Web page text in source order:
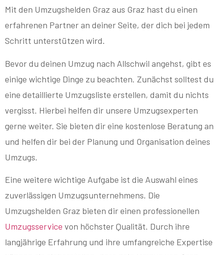
Mit den Umzugshelden Graz aus Graz hast du einen
erfahrenen Partner an deiner Seite, der dich bei jedem
Schritt unterstützen wird.
Bevor du deinen Umzug nach Allschwil angehst, gibt es
einige wichtige Dinge zu beachten. Zunächst solltest du
eine detaillierte Umzugsliste erstellen, damit du nichts
vergisst. Hierbei helfen dir unsere Umzugsexperten
gerne weiter. Sie bieten dir eine kostenlose Beratung an
und helfen dir bei der Planung und Organisation deines
Umzugs.
Eine weitere wichtige Aufgabe ist die Auswahl eines
zuverlässigen Umzugsunternehmens. Die
Umzugshelden Graz bieten dir einen professionellen
Umzugsservice von höchster Qualität. Durch ihre
langjährige Erfahrung und ihre umfangreiche Expertise